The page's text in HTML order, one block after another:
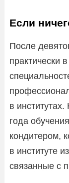
Если
После
практически
в
года
кондитером,
в институте
связанные с